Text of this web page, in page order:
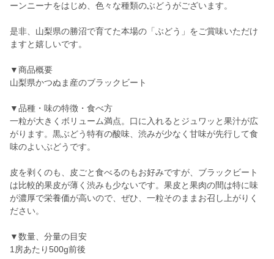
ーンニーナをはじめ、色々な種類のぶどうがございます。
是非、山梨県の勝沼で育てた本場の「ぶどう」をご賞味いただけ
ますと嬉しいです。
▼商品概要
山梨県かつぬま産のブラックビート
▼品種・味の特徴・食べ方
一粒が大きくボリューム満点。口に入れるとジュワッと果汁が広
がります。黒ぶどう特有の酸味、渋みが少なく甘味が先行して食
味のよいぶどうです。
皮を剥くのも、皮ごと食べるのもお好みですが、ブラックビート
は比較的果皮が薄く渋みも少ないです。果皮と果肉の間は特に味
が濃厚で栄養価が高いので、ぜひ、一粒そのままお召し上がりく
ださい。
▼数量、分量の目安
1房あたり500g前後